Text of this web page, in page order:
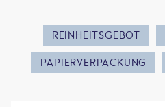
REINHEITSGEBOT
PAPIERVERPACKUNG